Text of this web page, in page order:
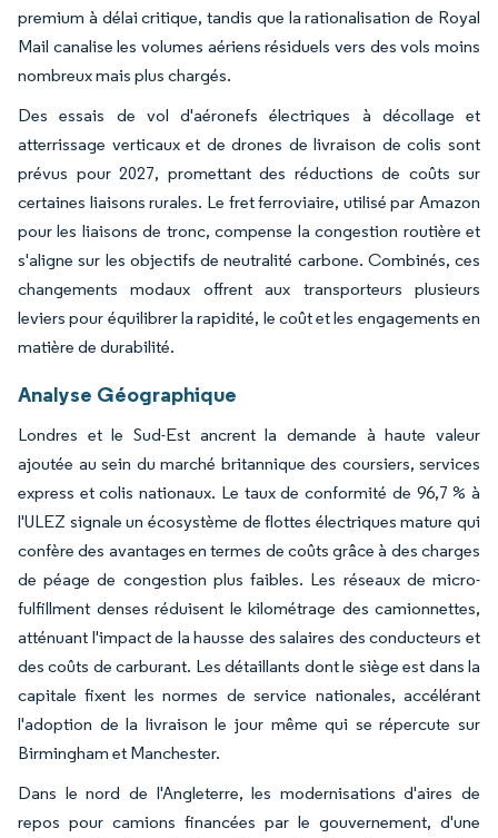
premium à délai critique, tandis que la rationalisation de Royal
Mail canalise les volumes aériens résiduels vers des vols moins
nombreux mais plus chargés.
Des essais de vol d'aéronefs électriques à décollage et
atterrissage verticaux et de drones de livraison de colis sont
prévus pour 2027, promettant des réductions de coûts sur
certaines liaisons rurales. Le fret ferroviaire, utilisé par Amazon
pour les liaisons de tronc, compense la congestion routière et
s'aligne sur les objectifs de neutralité carbone. Combinés, ces
changements modaux offrent aux transporteurs plusieurs
leviers pour équilibrer la rapidité, le coût et les engagements en
matière de durabilité.
Analyse Géographique
Londres et le Sud-Est ancrent la demande à haute valeur
ajoutée au sein du marché britannique des coursiers, services
express et colis nationaux. Le taux de conformité de 96,7 % à
l'ULEZ signale un écosystème de flottes électriques mature qui
confère des avantages en termes de coûts grâce à des charges
de péage de congestion plus faibles. Les réseaux de micro-
fulfillment denses réduisent le kilométrage des camionnettes,
atténuant l'impact de la hausse des salaires des conducteurs et
des coûts de carburant. Les détaillants dont le siège est dans la
capitale fixent les normes de service nationales, accélérant
l'adoption de la livraison le jour même qui se répercute sur
Birmingham et Manchester.
Dans le nord de l'Angleterre, les modernisations d'aires de
repos pour camions financées par le gouvernement, d'une